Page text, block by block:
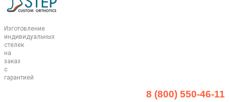
Изготовление
индивидуальных
стелек
на
заказ
с
гарантией
8 (800) 550-46-11